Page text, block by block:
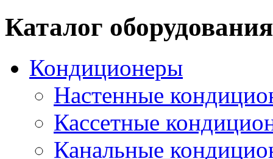
Каталог оборудования
Кондиционеры
Настенные
Кассетные
Канальные